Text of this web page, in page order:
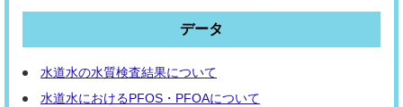
データ
水道水の水質検査結果について
水道水におけるPFOS・PFOAについて